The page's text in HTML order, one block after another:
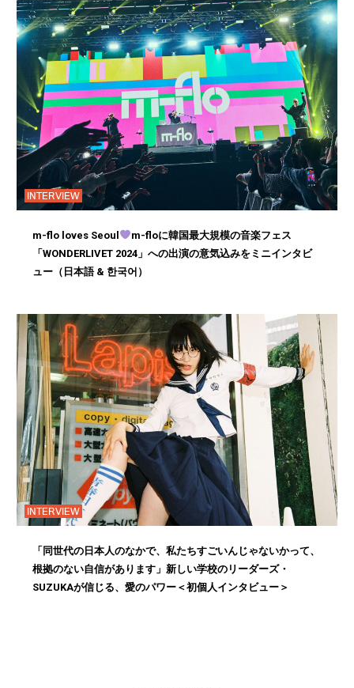
INTERVIEW
m-flo loves Seoul
m-floに韓国最大規模の音楽フェス
「WONDERLIVET 2024」への出演の意気込みをミニインタビ
ュー（日本語 & 한국어）
INTERVIEW
「同世代の日本人のなかで、私たちすごいんじゃないかって、
根拠のない自信があります」新しい学校のリーダーズ・
SUZUKAが信じる、愛のパワー＜初個人インタビュー＞